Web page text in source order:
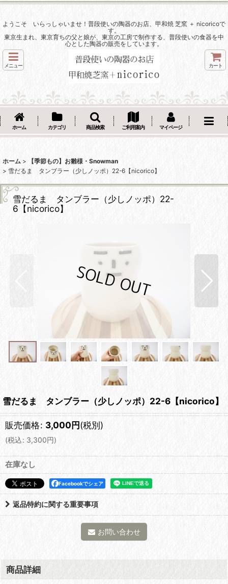
ようこそ いらっしゃいませ！普段使いの陶器のお店、甲和焼 芝窯 ＋ nicoricoで
す。
東京生まれ、東京育ちの父と娘が、東京の工房で制作する、普段使いの食器を中
心とした陶器の販売をしています。
メニュー カート
ホーム カテゴリ 商品検索 ご利用案内 マイページ
ホーム >
【季節もの】お雛様・Snowman
> 雪だるま タンブラー（少しノッポ）22-6【nicorico】
雪だるま タンブラー（少しノッポ）22-
6【nicorico】
雪だるま タンブラー（少しノッポ）22-6【nicorico】
販売価格: 3,000円(税別)
(税込: 3,300円)
在庫なし
Facebookでシェア
返品特約に関する重要事項
お問い合わせ
商品詳細